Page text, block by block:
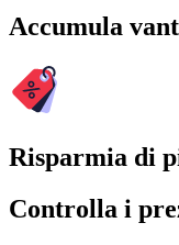
Accumula
Risparmia di
Controlla i